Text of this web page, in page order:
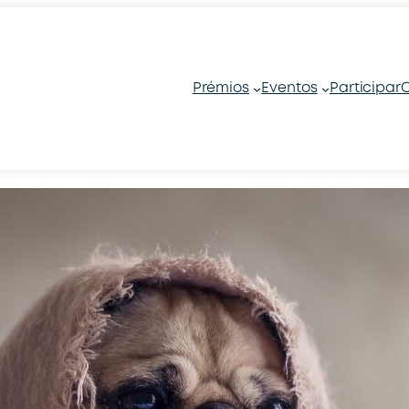
Prémios Eventos Participar